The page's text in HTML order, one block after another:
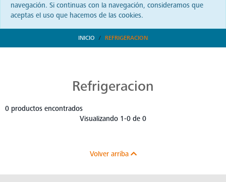
navegación. Si continuas con la navegación, consideramos que
aceptas el uso que hacemos de las cookies.
INICIO REFRIGERACION
Refrigeracion
0 productos encontrados
Visualizando 1-0 de 0
Volver arriba